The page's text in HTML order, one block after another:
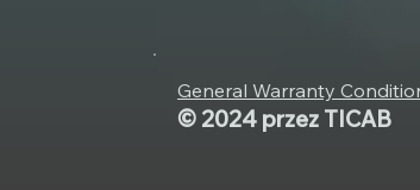
General Warranty
© 2024 przez TICAB